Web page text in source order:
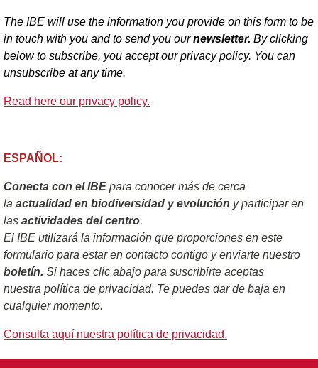
The IBE will use the information you provide on this form to be
in touch with you and to send you ournewsletter. By clicking
below to subscribe, you accept our privacy policy. You can
unsubscribe at any time.
Read here our privacy policy.
ESPAÑOL:
Conecta con el IBE para conocer más de cerca
la actualidad en biodiversidad y evolución y participar en
las actividades del centro.
El IBE utilizará la información que proporciones en este
formulario para estar en contacto contigo y enviarte nuestro
boletín. Si haces clic abajo para suscribirte aceptas
nuestra política de privacidad. Te puedes dar de baja en
cualquier momento.
Consulta aquí nuestra política de privacidad.